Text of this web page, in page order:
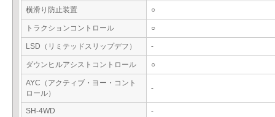
横滑り防止装置 ○
トラクションコントロール ○
LSD（リミテッドスリップデフ） -
ダウンヒルアシストコントロール ○
AYC（アクティブ・ヨー・コント
ロール）
-
SH-4WD
-